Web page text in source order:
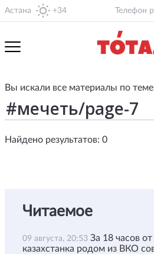
Астана +34 Телефон
Вы искали все материалы по
Найдено результатов: 0
Читаемое
09 августа, 20:53 За 18 часов
казахстанка родом из ВКО